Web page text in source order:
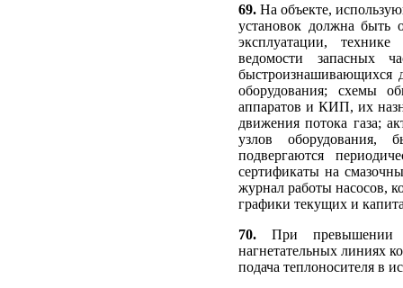
69. На объекте,
установок должна быть
эксплуатации,
ведомости запасных
быстроизнашивающихся
оборудования; схемы
аппаратов и КИП, их
движения потока газа;
узлов оборудования,
подвергаются
сертификаты на
журнал работы насосов,
графики текущих и
70. При превышении
нагнетательных линиях
подача теплоносителя в